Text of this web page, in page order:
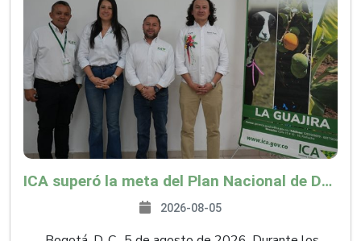
ICA superó la meta del Plan Nacional de Desarrollo y abrió 61 mercados internacionales
2026-08-05